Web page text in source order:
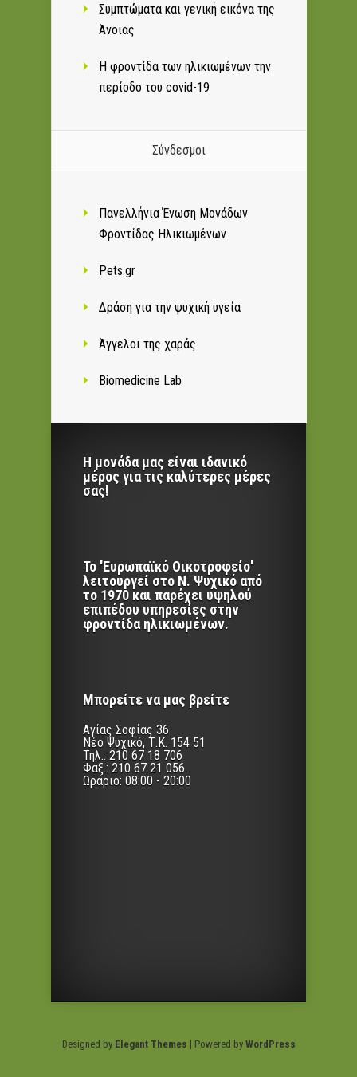
Συμπτώματα και γενική εικόνα της
Άνοιας
Η φροντίδα των ηλικιωμένων την
περίοδο του covid-19
Σύνδεσμοι
Πανελλήνια Ένωση Μονάδων
Φροντίδας Ηλικιωμένων
Pets.gr
Δράση για την ψυχική υγεία
Άγγελοι της χαράς
Biomedicine Lab
Η μονάδα μας είναι ιδανικό
μέρος για τις καλύτερες μέρες
σας!
Το 'Ευρωπαϊκό Οικοτροφείο'
λειτουργεί στο Ν. Ψυχικό από
το 1970 και παρέχει υψηλού
επιπέδου υπηρεσίες στην
φροντίδα ηλικιωμένων.
Μπορείτε να μας βρείτε
Αγίας Σοφίας 36
Νέο Ψυχικό, Τ.Κ. 154 51
Τηλ.: 210 67 18 706
Φαξ.: 210 67 21 056
Ωράριο: 08:00 - 20:00
Designed by Elegant Themes | Powered by WordPress